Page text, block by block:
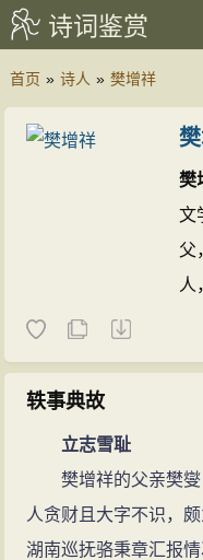
诗词鉴赏
首页 » 诗人 » 樊增祥
樊
文
父
人
轶事典故
立志雪耻
樊增祥的父亲樊燮
人贪财且大字不识，
湖南巡抚骆秉章汇报